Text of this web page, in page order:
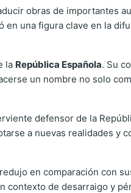
obras de importantes
una figura clave en la
la República Española. Su
un nombre no solo
defensor de la
a nuevas realidades y
en comparación con
de desarraigo y